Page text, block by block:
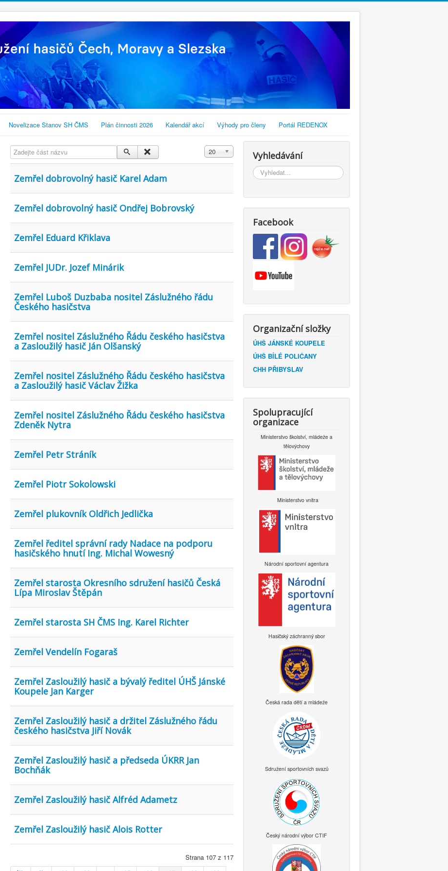
Novelizace Stanov SH ČMS Plán činnosti 2026 Kalendář akcí Výhody pro členy Portál REDENOX
Zadejte část názvu Zobrazit
20
Zemřel dobrovolný hasič Karel Adam
Zemřel dobrovolný hasič Ondřej Bobrovský
Zemřel Eduard Křiklava
Zemřel JUDr. Jozef Minárik
Zemřel Luboš Duzbaba nositel Záslužného řádu
Českého hasičstva
Zemřel nositel Záslužného Řádu českého hasičstva
a Zasloužilý hasič Ján Olšanský
Zemřel nositel Záslužného Řádu českého hasičstva
a Zasloužilý hasič Václav Žižka
Zemřel nositel Záslužného Řádu českého hasičstva
Zdeněk Nytra
Zemřel Petr Stráník
Zemřel Piotr Sokolowski
Zemřel plukovník Oldřich Jedlička
Zemřel ředitel správní rady Nadace na podporu
hasičského hnutí Ing. Michal Wowesný
Zemřel starosta Okresního sdružení hasičů Česká
Lípa Miroslav Štěpán
Zemřel starosta SH ČMS Ing. Karel Richter
Zemřel Vendelín Fogaraš
Zemřel Zasloužilý hasič a bývalý ředitel ÚHŠ Jánské
Koupele Jan Karger
Zemřel Zasloužilý hasič a držitel Záslužného řádu
českého hasičstva Jiří Novák
Zemřel Zasloužilý hasič a předseda ÚKRR Jan
Bochňák
Zemřel Zasloužilý hasič Alfréd Adametz
Zemřel Zasloužilý hasič Alois Rotter
Strana 107 z 117
Vyhledávání
Vyhledávání...
Facebook
Organizační složky
ÚHŠ JÁNSKÉ KOUPELE
ÚHŠ BÍLÉ POLIČANY
CHH PŘIBYSLAV
Spolupracující
organizace
Ministerstvo školství, mládeže a
tělovýchovy
Ministerstvo vnitra
Národní sportovní agentura
Hasičský záchranný sbor
Česká rada dětí a mládeže
Sdružení sportovních svazů
Český národní výbor CTIF